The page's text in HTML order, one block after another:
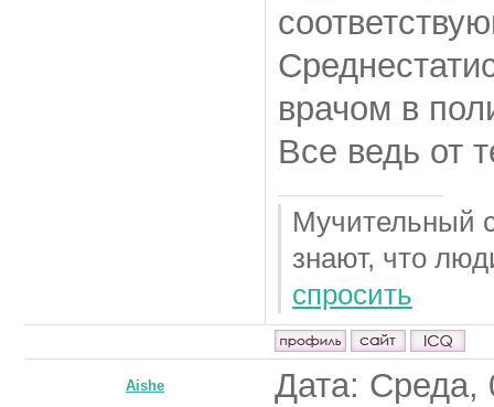
врачом в
Все ведь от
Мучительный
знают, что
спросить
Aishe Дата: Среда,